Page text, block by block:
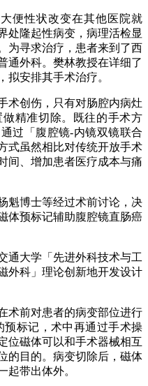
便性状改变在其他医院就
处隆起性病变，病理活检显
为寻求治疗，患者来到了西
通外科。樊林教授在详细了
拟安排其手术治疗。
术创伤，只有对肠腔内病灶
精准切除。既往的手术方
过「腹腔镜-内镜双镜联合
式虽然相比对传统开放手术
间、增加患者医疗成本与痛
魁博士等经过术前讨论，决
体预标记辅助腹腔镜直肠癌
通大学「先进外科技术与工
外科」理论创新地开发设计
术前对患者的病变部位进行
预标记，术中再通过手术操
位磁体可以和手术器械相互
的目的。病变切除后，磁体
起带出体外。